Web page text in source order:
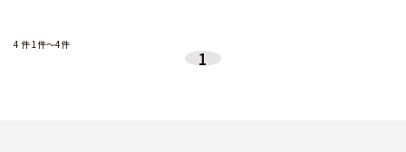
4 件1件～4件
1